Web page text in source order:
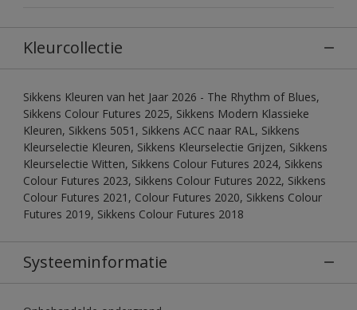
Kleurcollectie
Sikkens Kleuren van het Jaar 2026 - The Rhythm of Blues,
Sikkens Colour Futures 2025, Sikkens Modern Klassieke
Kleuren, Sikkens 5051, Sikkens ACC naar RAL, Sikkens
Kleurselectie Kleuren, Sikkens Kleurselectie Grijzen, Sikkens
Kleurselectie Witten, Sikkens Colour Futures 2024, Sikkens
Colour Futures 2023, Sikkens Colour Futures 2022, Sikkens
Colour Futures 2021, Colour Futures 2020, Sikkens Colour
Futures 2019, Sikkens Colour Futures 2018
Systeeminformatie